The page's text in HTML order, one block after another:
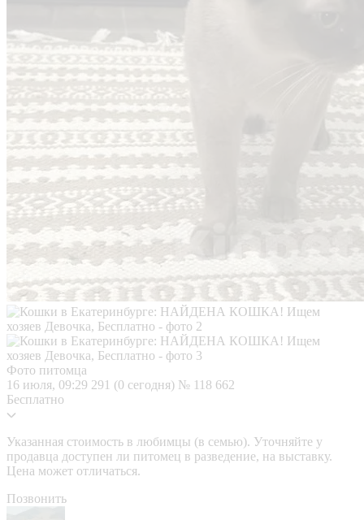
Фото питомца
16 июля, 09:29 291 (0 сегодня) № 118 662
Бесплатно
Указанная стоимость в любимцы (в семью). Уточняйте у
продавца доступен ли питомец в разведение, на выставку.
Цена может отличаться.
Позвонить